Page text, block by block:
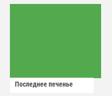
Последнее печенье